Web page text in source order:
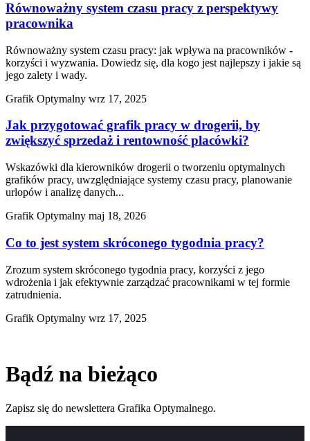
Równoważny system czasu pracy z perspektywy
pracownika
Równoważny system czasu pracy: jak wpływa na pracowników -
korzyści i wyzwania. Dowiedz się, dla kogo jest najlepszy i jakie są
jego zalety i wady.
Grafik Optymalny wrz 17, 2025
Jak przygotować grafik pracy w drogerii, by
zwiększyć sprzedaż i rentowność placówki?
Wskazówki dla kierowników drogerii o tworzeniu optymalnych
grafików pracy, uwzględniające systemy czasu pracy, planowanie
urlopów i analizę danych...
Grafik Optymalny maj 18, 2026
Co to jest system skróconego tygodnia pracy?
Zrozum system skróconego tygodnia pracy, korzyści z jego
wdrożenia i jak efektywnie zarządzać pracownikami w tej formie
zatrudnienia.
Grafik Optymalny wrz 17, 2025
Bądź na bieżąco
Zapisz się do newslettera Grafika Optymalnego.